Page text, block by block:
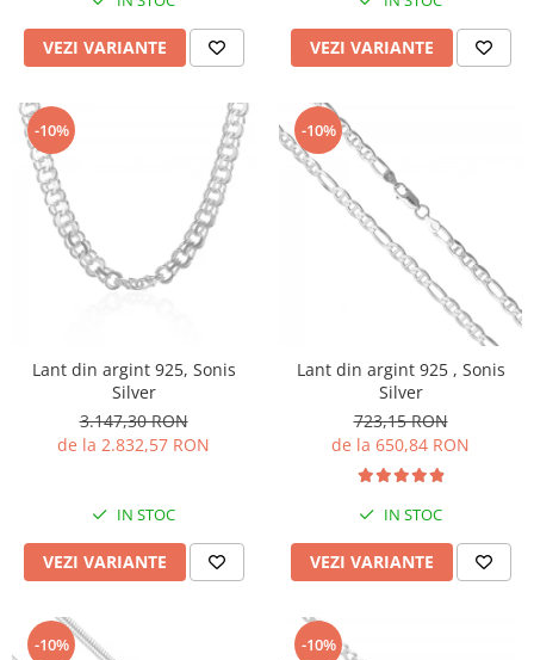
VEZI VARIANTE VEZI VARIANTE
-10%
Lant din argint 925, Sonis
Silver
3.147,30 RON
de la 2.832,57 RON
IN STOC
VEZI VARIANTE
-10%
Lant din argint 925 , Sonis
Silver
723,15 RON
de la 650,84 RON
IN STOC
VEZI VARIANTE
-10% -10%